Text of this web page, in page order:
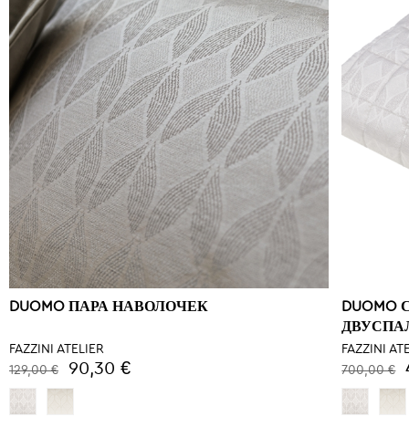
DUOMO ПАРА НАВОЛОЧЕК
FAZZINI ATELIER
129,00 €
90,30 €
FAZZINI
700,00 €